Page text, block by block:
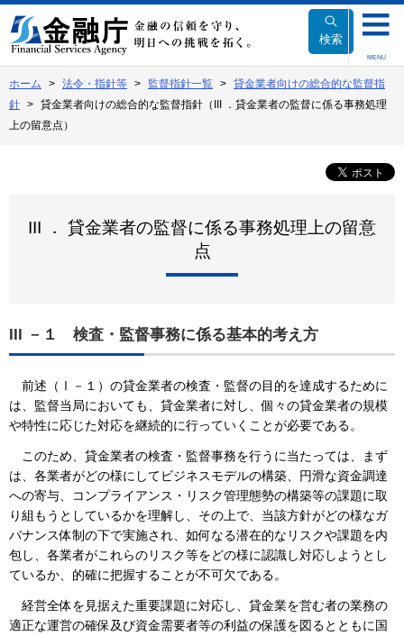
文
へ
動
検索
MENU
ホーム 法令・指針等 監督指針一覧
貸金業者向けの総合的な監督指
針
貸金業者向けの総合的な監督指針（III ．貸金業者の監督に係る事務処理
上の留意点）
III ． 貸金業者の監督に係る事務処理上の留意
点
III －１ 検査・監督事務に係る基本的考え方
前述（Ⅰ－１）の貸金業者の検査・監督の目的を達成するために
は、監督当局においても、貸金業者に対し、個々の貸金業者の規模
や特性に応じた対応を継続的に行っていくことが必要である。
このため、貸金業者の検査・監督事務を行うに当たっては、まず
は、各業者がどの様にしてビジネスモデルの構築、円滑な資金調達
への寄与、コンプライアンス・リスク管理態勢の構築等の課題に取
り組もうとしているかを理解し、その上で、当該方針がどの様なガ
バナンス体制の下で実施され、如何なる潜在的なリスクや課題を内
包し、各業者がこれらのリスク等をどの様に認識し対応しようとし
ているか、的確に把握することが不可欠である。
経営全体を見据えた重要課題に対応し、貸金業を営む者の業務の
適正な運営の確保及び資金需要者等の利益の保護を図るとともに国